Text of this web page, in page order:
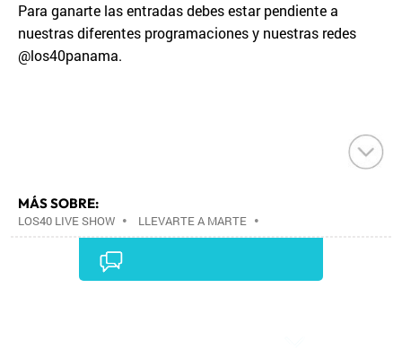
Para ganarte las entradas debes estar pendiente a
nuestras diferentes programaciones y nuestras redes
@los40panama.
MÁS SOBRE:
LOS40 LIVE SHOW • LLEVARTE A MARTE •
CONCIERTOS•LOS40•GRUPOS MÚSICA•
EVENTOS MUSICALES
•RADIO•AGENDA•PRISA MEDIA•